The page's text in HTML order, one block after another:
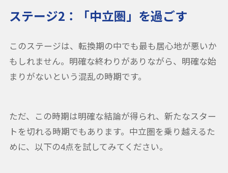
ステージ2：「中立圏」を過ごす
このステージは、転換期の中でも最も居心地が悪いか
もしれません。明確な終わりがありながら、明確な始
まりがないという混乱の時期です。
ただ、この時期は明確な結論が得られ、新たなスター
トを切れる時期でもあります。中立圏を乗り越えるた
めに、以下の4点を試してみてください。